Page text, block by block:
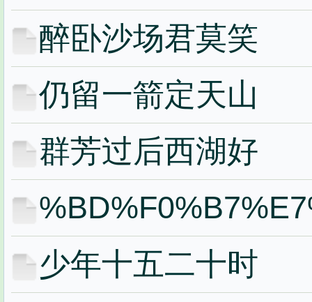
醉卧沙场君莫笑
仍留一箭定天山
群芳过后西湖好
少年十五二十时